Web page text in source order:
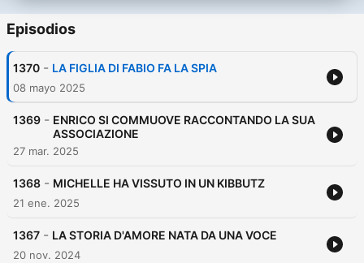
Episodios
1370 - LA FIGLIA DI FABIO FA LA SPIA
08 mayo 2025
1369 - ENRICO SI COMMUOVE RACCONTANDO LA SUA
ASSOCIAZIONE
27 mar. 2025
1368 - MICHELLE HA VISSUTO IN UN KIBBUTZ
21 ene. 2025
1367 - LA STORIA D'AMORE NATA DA UNA VOCE
20 nov. 2024